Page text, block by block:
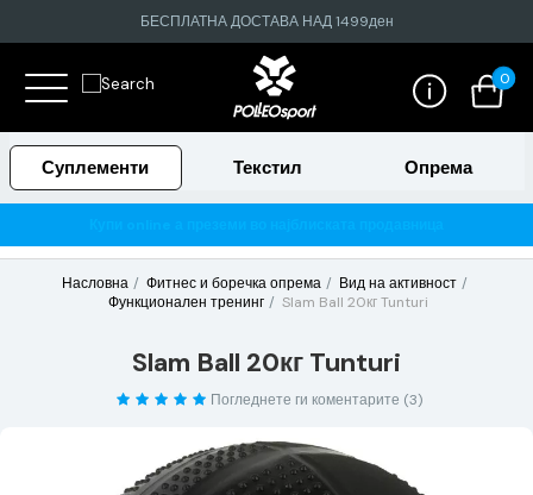
БЕСПЛАТНА ДОСТАВА НАД 1499ден
0
Суплементи Текстил Опрема
Насловна Фитнес и боречка опрема
Вид на активност
Функционален тренинг
Slam Ball 20кг Tunturi
Slam Ball 20кг Tunturi
Погледнете ги коментарите (3)